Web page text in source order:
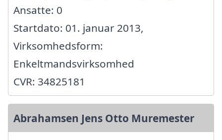
Ansatte: 0
Startdato: 01. januar 2013,
Virksomhedsform:
Enkeltmandsvirksomhed
CVR: 34825181
Abrahamsen Jens Otto Muremester